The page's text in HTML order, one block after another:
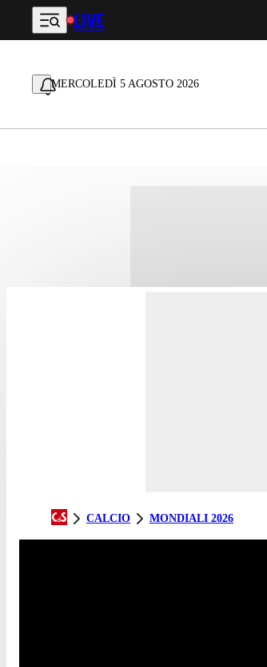
Vai al contenuto principale
LIVE
MERCOLEDÌ 5 AGOSTO 2026
CALCIO MONDIALI 2026